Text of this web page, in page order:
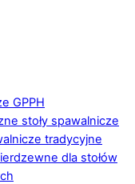
GPPH
stoły spawalnicze
tradycyjne
dla stołów